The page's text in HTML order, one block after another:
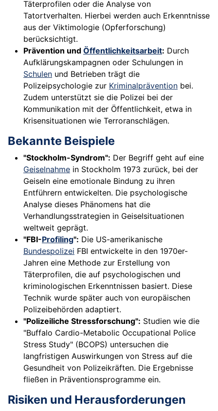
Täterprofilen oder die Analyse von
Tatortverhalten. Hierbei werden auch Erkenntnisse
aus der Viktimologie (Opferforschung)
berücksichtigt.
Prävention und Öffentlichkeitsarbeit: Durch
Aufklärungskampagnen oder Schulungen in
Schulen und Betrieben trägt die
Polizeipsychologie zur Kriminalprävention bei.
Zudem unterstützt sie die Polizei bei der
Kommunikation mit der Öffentlichkeit, etwa in
Krisensituationen wie Terroranschlägen.
Bekannte Beispiele
"Stockholm-Syndrom": Der Begriff geht auf eine
Geiselnahme in Stockholm 1973 zurück, bei der
Geiseln eine emotionale Bindung zu ihren
Entführern entwickelten. Die psychologische
Analyse dieses Phänomens hat die
Verhandlungsstrategien in Geiselsituationen
weltweit geprägt.
"FBI-Profiling": Die US-amerikanische
Bundespolizei FBI entwickelte in den 1970er-
Jahren eine Methode zur Erstellung von
Täterprofilen, die auf psychologischen und
kriminologischen Erkenntnissen basiert. Diese
Technik wurde später auch von europäischen
Polizeibehörden adaptiert.
"Polizeiliche Stressforschung": Studien wie die
"Buffalo Cardio-Metabolic Occupational Police
Stress Study" (BCOPS) untersuchen die
langfristigen Auswirkungen von Stress auf die
Gesundheit von Polizeikräften. Die Ergebnisse
fließen in Präventionsprogramme ein.
Risiken und Herausforderungen